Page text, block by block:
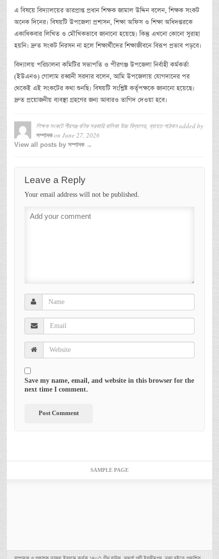
এ বিষয়ে বিদ্যালয়ের ভারপ্রাপ্ত প্রধান শিক্ষক জামাল উদ্দিন বলেন, শিক্ষক সংকট
অনেক দিনের। বিষয়টি উপজেলা প্রশাসন, শিক্ষা অফিস ও শিক্ষা অধিদপ্তরকে
একাধিকবার লিখিত ও মৌখিকভাবে জানানো হয়েছে। কিন্তু এখনো কোনো সুরাহা
হয়নি। দ্রুত সংকট নিরসন না হলে শিক্ষার্থীদের শিক্ষাজীবনে বিরূপ প্রভাব পড়বে।
বিদ্যালয় পরিচালনা কমিটির সভাপতি ও পীরগঞ্জ উপজেলা নির্বাহী কর্মকর্তা
(ইউএনও) গোলাম রব্বানী সরদার বলেন, আমি উপজেলায় যোগদানের পর
থেকেই এই সংকটের কথা শুনছি। বিষয়টি সংশ্লিষ্ট কর্তৃপক্ষকে জানানো হয়েছে।
দ্রুত প্রয়োজনীয় ব্যবস্থা গ্রহণের জন্য আবারও তাগিদ দেওয়া হবে।
শিক্ষক সংকটে পীরগঞ্জ বণিক সরকারি বালিকা উচ্চ বিদ্যালয়, ব্যাহত পাঠদানadded by
সম্পাদকon June 27, 2026
View all posts by সম্পাদক →
Leave a Reply
Your email address will not be published.
Save my name, email, and website in this browser for the
next time I comment.
SAMPLE PAGE